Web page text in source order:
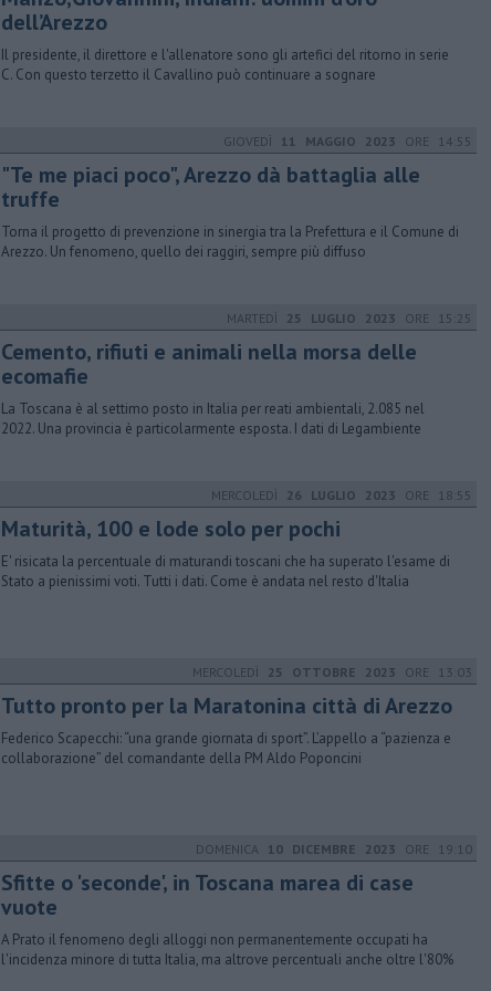
dell’Arezzo
Il presidente, il direttore e l'allenatore sono gli artefici del ritorno in serie
C. Con questo terzetto il Cavallino può continuare a sognare
GIOVEDÌ 11 MAGGIO 2023 ORE 14:55
"Te me piaci poco", Arezzo dà battaglia alle
truffe
Torna il progetto di prevenzione in sinergia tra la Prefettura e il Comune di
Arezzo. Un fenomeno, quello dei raggiri, sempre più diffuso
MARTEDÌ 25 LUGLIO 2023 ORE 15:25
Cemento, rifiuti e animali nella morsa delle
ecomafie
La Toscana è al settimo posto in Italia per reati ambientali, 2.085 nel
2022. Una provincia è particolarmente esposta. I dati di Legambiente
MERCOLEDÌ 26 LUGLIO 2023 ORE 18:55
Maturità, 100 e lode solo per pochi
E' risicata la percentuale di maturandi toscani che ha superato l'esame di
Stato a pienissimi voti. Tutti i dati. Come è andata nel resto d'Italia
MERCOLEDÌ 25 OTTOBRE 2023 ORE 13:03
Tutto pronto per la Maratonina città di Arezzo
Federico Scapecchi: “una grande giornata di sport”. L’appello a “pazienza e
collaborazione” del comandante della PM Aldo Poponcini
DOMENICA 10 DICEMBRE 2023 ORE 19:10
Sfitte o 'seconde', in Toscana marea di case
vuote
A Prato il fenomeno degli alloggi non permanentemente occupati ha
l'incidenza minore di tutta Italia, ma altrove percentuali anche oltre l'80%